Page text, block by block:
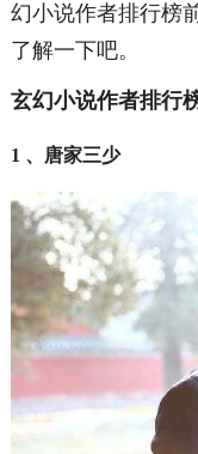
幻小说作者排行榜
了解一下吧。
玄幻小说作者排行
1 、唐家三少